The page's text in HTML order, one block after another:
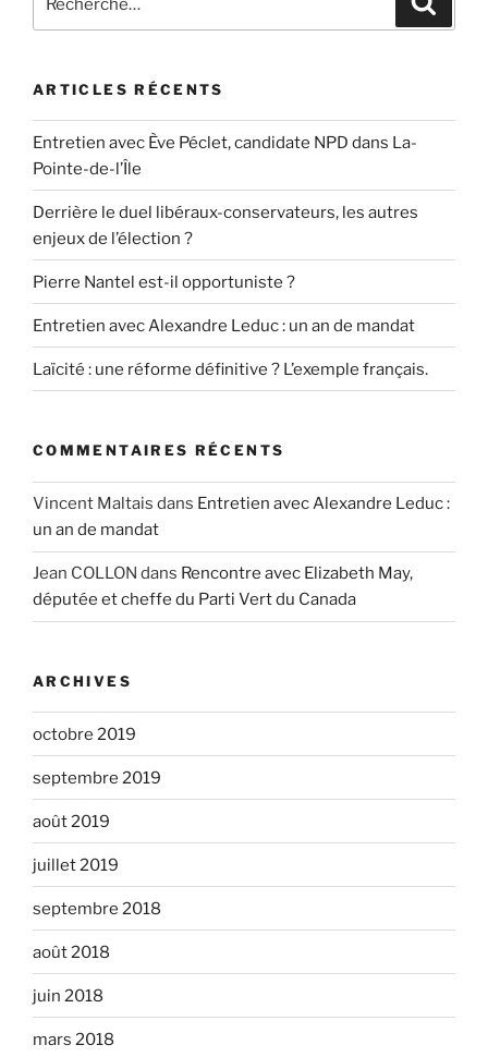
pour
ARTICLES RÉCENTS
Entretien avec Ève Péclet, candidate NPD dans La-
Pointe-de-l’Île
Derrière le duel libéraux-conservateurs, les autres
enjeux de l’élection ?
Pierre Nantel est-il opportuniste ?
Entretien avec Alexandre Leduc : un an de mandat
Laïcité : une réforme définitive ? L’exemple français.
COMMENTAIRES RÉCENTS
Vincent Maltais dans Entretien avec Alexandre Leduc :
un an de mandat
Jean COLLON dans Rencontre avec Elizabeth May,
députée et cheffe du Parti Vert du Canada
ARCHIVES
octobre 2019
septembre 2019
août 2019
juillet 2019
septembre 2018
août 2018
juin 2018
mars 2018